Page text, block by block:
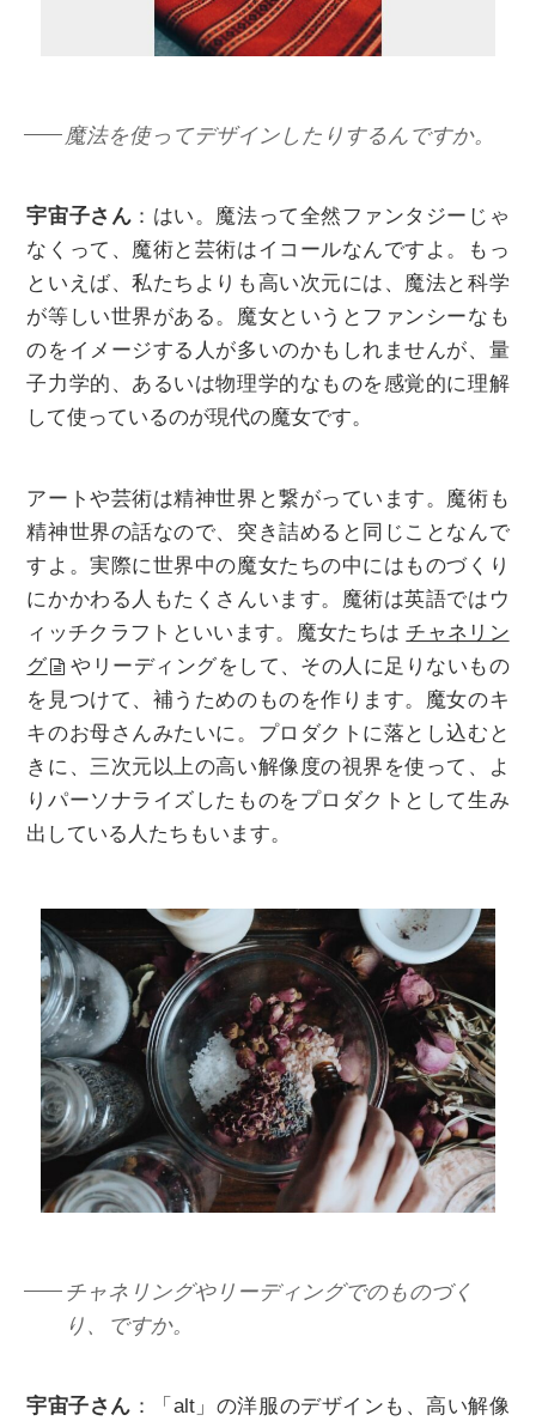
魔法を使ってデザインしたりするんですか。
宇宙子さん ：はい。魔法って全然ファンタジーじゃ
なくって、魔術と芸術はイコールなんですよ。もっ
といえば、私たちよりも高い次元には、魔法と科学
が等しい世界がある。魔女というとファンシーなも
のをイメージする人が多いのかもしれませんが、量
子力学的、あるいは物理学的なものを感覚的に理解
して使っているのが現代の魔女です。
アートや芸術は精神世界と繋がっています。魔術も
精神世界の話なので、突き詰めると同じことなんで
すよ。実際に世界中の魔女たちの中にはものづくり
にかかわる人もたくさんいます。魔術は英語ではウ
ィッチクラフトといいます。魔女たちは チャネリン
グ
やリーディングをして、その人に足りないもの
を見つけて、補うためのものを作ります。魔女のキ
キのお母さんみたいに。プロダクトに落とし込むと
きに、三次元以上の高い解像度の視界を使って、よ
りパーソナライズしたものをプロダクトとして生み
出している人たちもいます。
チャネリングやリーディングでのものづく
り、ですか。
宇宙子さん ：「alt」の洋服のデザインも、高い解像